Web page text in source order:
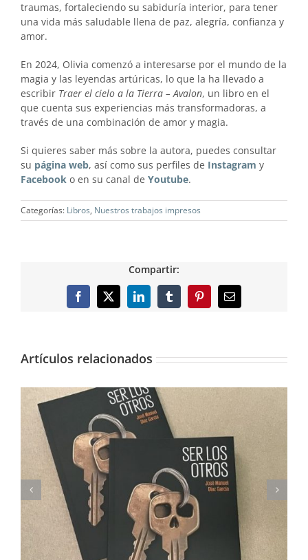
traumas, fortaleciendo su sabiduría interior, para tener
una vida más saludable llena de paz, alegría, confianza y
amor.
En 2024, Olivia comenzó a interesarse por el mundo de la
magia y las leyendas artúricas, lo que la ha llevado a
escribir Traer el cielo a la Tierra – Avalon, un libro en el
que cuenta sus experiencias más transformadoras, a
través de una combinación de amor y magia.
Si quieres saber más sobre la autora, puedes consultar
su página web, así como sus perfiles de Instagram y
Facebook o en su canal de Youtube.
Categorías: Libros, Nuestros trabajos impresos
Compartir:
Facebook
X LinkedInTumblrPinterestCorreo
electrónico
Artículos relacionados
Imprimimos Proscripti, la nueva novela de Ian S.
Martin